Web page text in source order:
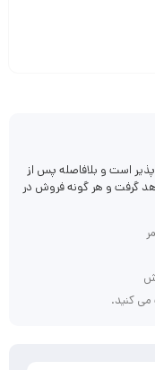
است و بلافاصله پس از
گرفت و هر گونه فروش در
کنید.